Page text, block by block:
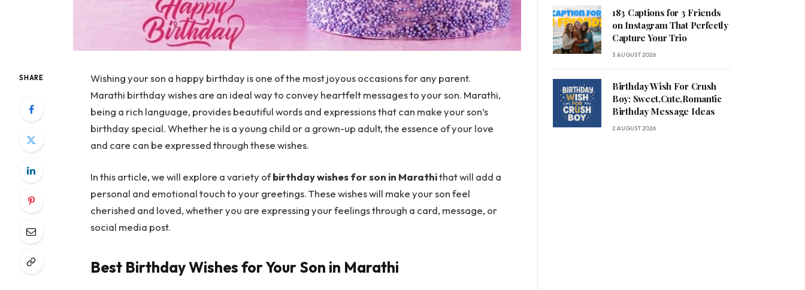
SHARE
Wishing your son a happy birthday is one of the most joyous occasions for any parent.
Marathi birthday wishes are an ideal way to convey heartfelt messages to your son. Marathi,
being a rich language, provides beautiful words and expressions that can make your son’s
birthday special. Whether he is a young child or a grown-up adult, the essence of your love
and care can be expressed through these wishes.
In this article, we will explore a variety ofbirthday wishes for son in Marathithat will add a
personal and emotional touch to your greetings. These wishes will make your son feel
cherished and loved, whether you are expressing your feelings through a card, message, or
social media post.
Best Birthday Wishes for Your Son in Marathi
183 Captions for 3 Friends
on Instagram That Perfectly
Capture Your Trio
3 AUGUST 2026
Birthday Wish For Crush
Boy: Sweet,Cute,Romantic
Birthday Message Ideas
2 AUGUST 2026